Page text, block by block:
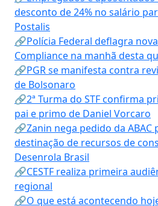
desconto de 24% no salário
Postalis
🔗Polícia Federal deflagra
Compliance na manhã desta
🔗PGR se manifesta contra
de Bolsonaro
🔗2ª Turma do STF confirma
pai e primo de Daniel Vorcaro
🔗Zanin nega pedido da ABAC
destinação de recursos de
Desenrola Brasil
🔗CESTF realiza primeira
regional
🔗O que está acontecendo